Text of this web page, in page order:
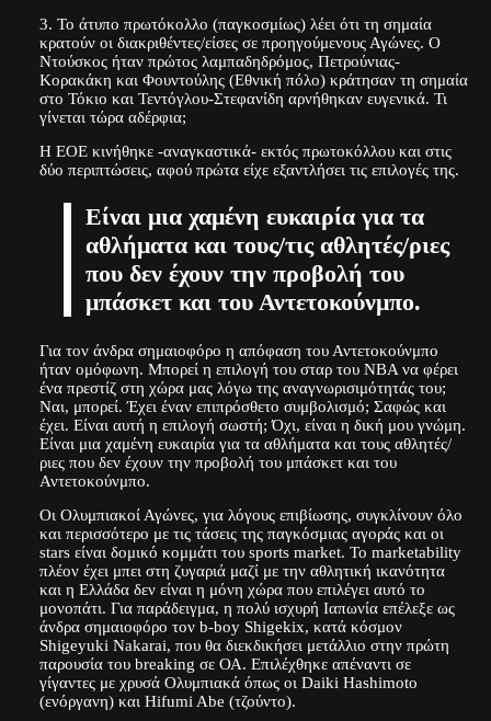
3. Το άτυπο πρωτόκολλο (παγκοσμίως) λέει ότι τη σημαία
κρατούν οι διακριθέντες/είσες σε προηγούμενους Αγώνες. Ο
Ντούσκος ήταν πρώτος λαμπαδηδρόμος, Πετρούνιας-
Κορακάκη και Φουντούλης (Εθνική πόλο) κράτησαν τη σημαία
στο Τόκιο και Τεντόγλου-Στεφανίδη αρνήθηκαν ευγενικά. Τι
γίνεται τώρα αδέρφια;
Η ΕΟΕ κινήθηκε -αναγκαστικά- εκτός πρωτοκόλλου και στις
δύο περιπτώσεις, αφού πρώτα είχε εξαντλήσει τις επιλογές της.
Είναι μια χαμένη ευκαιρία για τα
αθλήματα και τους/τις αθλητές/ριες
που δεν έχουν την προβολή του
μπάσκετ και του Αντετοκούνμπο.
Για τον άνδρα σημαιοφόρο η απόφαση του Αντετοκούνμπο
ήταν ομόφωνη. Μπορεί η επιλογή του σταρ του NBA να φέρει
ένα πρεστίζ στη χώρα μας λόγω της αναγνωρισιμότητάς του;
Ναι, μπορεί. Έχει έναν επιπρόσθετο συμβολισμό; Σαφώς και
έχει. Είναι αυτή η επιλογή σωστή; Όχι, είναι η δική μου γνώμη.
Είναι μια χαμένη ευκαιρία για τα αθλήματα και τους αθλητές/
ριες που δεν έχουν την προβολή του μπάσκετ και του
Αντετοκούνμπο.
Οι Ολυμπιακοί Αγώνες, για λόγους επιβίωσης, συγκλίνουν όλο
και περισσότερο με τις τάσεις της παγκόσμιας αγοράς και οι
stars είναι δομικό κομμάτι του sports market. Το marketability
πλέον έχει μπει στη ζυγαριά μαζί με την αθλητική ικανότητα
και η Ελλάδα δεν είναι η μόνη χώρα που επιλέγει αυτό το
μονοπάτι. Για παράδειγμα, η πολύ ισχυρή Ιαπωνία επέλεξε ως
άνδρα σημαιοφόρο τον b-boy Shigekix, κατά κόσμον
Shigeyuki Nakarai, που θα διεκδικήσει μετάλλιο στην πρώτη
παρουσία του breaking σε ΟΑ. Επιλέχθηκε απέναντι σε
γίγαντες με χρυσά Ολυμπιακά όπως οι Daiki Hashimoto
(ενόργανη) και Hifumi Abe (τζούντο).